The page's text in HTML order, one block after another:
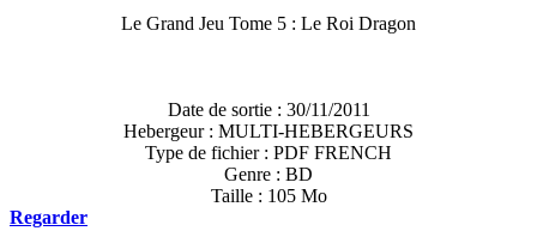
Le Grand Jeu Tome 5 : Le Roi Dragon
Date de sortie : 30/11/2011
Hebergeur : MULTI-HEBERGEURS
Type de fichier : PDF FRENCH
Genre : BD
Taille : 105 Mo
Regarder